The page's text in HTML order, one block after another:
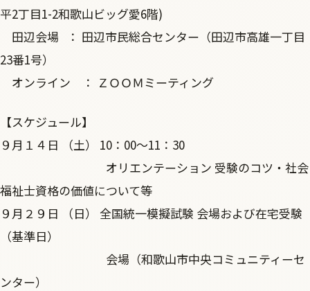
平2丁目1-2和歌山ビッグ愛6階)
田辺会場 ： 田辺市民総合センター（田辺市高雄一丁目
23番1号）
オンライン ： ＺＯＯＭミーティング
【スケジュール】
９月１４日 （土） 10：00～11：30
オリエンテーション 受験のコツ・社会
福祉士資格の価値について等
９月２９日 （日） 全国統一模擬試験 会場および在宅受験
（基準日）
会場（和歌山市中央コミュニティーセ
ンター）